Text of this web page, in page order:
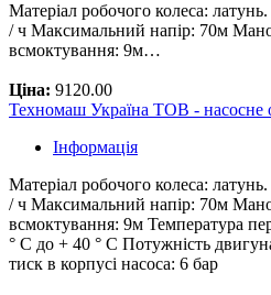
Матеріал робочого колеса:
/ ч Максимальний напір: 70м
всмоктування: 9м…
Ціна: 9120.00
Техномаш Україна ТОВ - насосне
Інформація
Матеріал робочого колеса:
/ ч Максимальний напір: 70м
всмоктування: 9м Температура
° С до + 40 ° С Потужність
тиск в корпусі насоса: 6 бар